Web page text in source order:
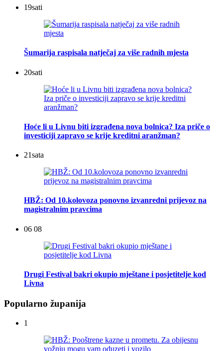
19sati
Šumarija raspisala natječaj za više radnih mjesta
20sati
Hoće li u Livnu biti izgrađena nova bolnica? Iza priče o
investiciji zapravo se krije kreditni aranžman?
21sata
HBŽ: Od 10.kolovoza ponovno izvanredni prijevoz na
magistralnim pravcima
06 08
Drugi Festival bakri okupio mještane i posjetitelje kod
Livna
Popularno županija
1